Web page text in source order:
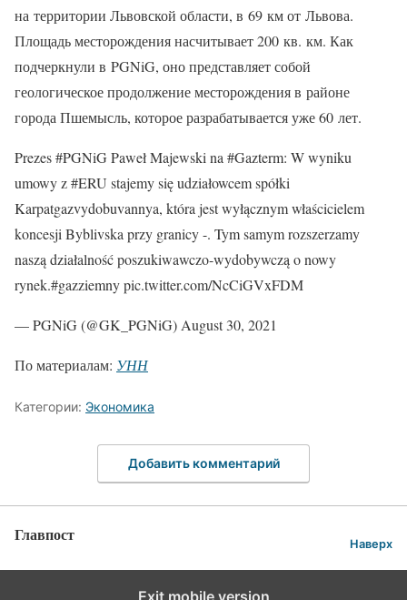
на территории Львовской области, в 69 км от Львова.
Площадь месторождения насчитывает 200 кв. км. Как
подчеркнули в PGNiG, оно представляет собой
геологическое продолжение месторождения в районе
города Пшемысль, которое разрабатывается уже 60 лет.
Prezes #PGNiG Paweł Majewski na #Gazterm: W wyniku
umowy z #ERU stajemy się udziałowcem spółki
Karpatgazvydobuvannya, która jest wyłącznym właścicielem
koncesji Byblivska przy granicy -. Tym samym rozszerzamy
naszą działalność poszukiwawczo-wydobywczą o nowy
rynek.#gazziemny pic.twitter.com/NcCiGVxFDM
— PGNiG (@GK_PGNiG) August 30, 2021
По материалам: УНН
Категории: Экономика
Добавить комментарий
Главпост Наверх